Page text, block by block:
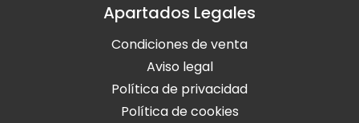
Apartados Legales
Condiciones de venta
Aviso legal
Política de privacidad
Política de cookies